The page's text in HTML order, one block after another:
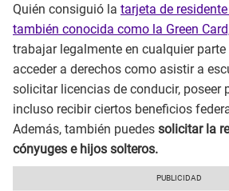
Quién consiguió la tarjeta de
también conocida como la Green
trabajar legalmente en cualquier
acceder a derechos como asistir a
solicitar licencias de conducir, poseer
incluso recibir ciertos beneficios
Además, también puedes solicitar la
cónyuges e hijos solteros.